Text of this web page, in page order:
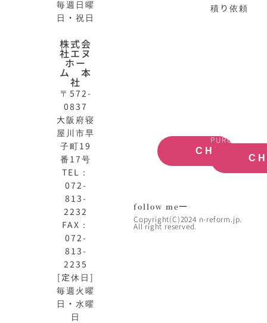
毎週日曜
日・祝日
株式会
社エヌ
ホー
ム 本
社
〒572-
0837
大阪府寝
屋川市早
子町19
番17号
TEL：
072-
813-
2232
FAX：
072-
813-
2235
[定休日]
毎週火曜
日・水曜
日
積り依頼
CHECK
PURCHASE
follow me
Copyright(C)2024 n-reform.jp.
All right reserved.